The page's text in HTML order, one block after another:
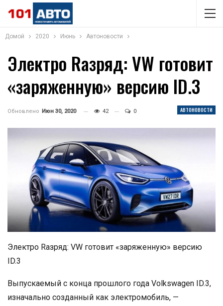
Домой 2020 Июнь Автоновости
Электро Rазряд: VW готовит
«заряженную» версию ID.3
АВТОНОВОСТИ
Обновлено Июн 30, 2020 42 0
Электро Rазряд: VW готовит «заряженную» версию
ID.3
Выпускаемый с конца прошлого года Volkswagen ID.3,
изначально созданный как электромобиль, —